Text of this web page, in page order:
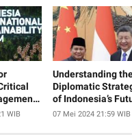
WIB
Understanding
Diplomatic
of Indonesia’s
President
07 Mei 2024 21:59 WIB